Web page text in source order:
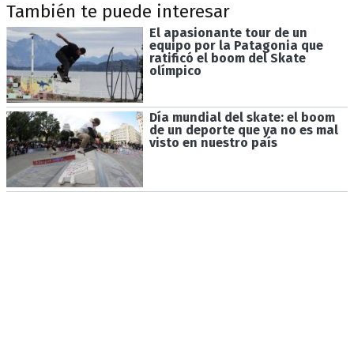
También te puede interesar
El apasionante tour de un
equipo por la Patagonia que
ratificó el boom del Skate
olímpico
Día mundial del skate: el boom
de un deporte que ya no es mal
visto en nuestro país